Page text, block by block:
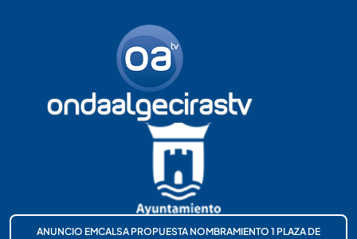
ANUNCIO EMCALSA PROPUESTA NOMBRAMIENTO 1 PLAZA DE